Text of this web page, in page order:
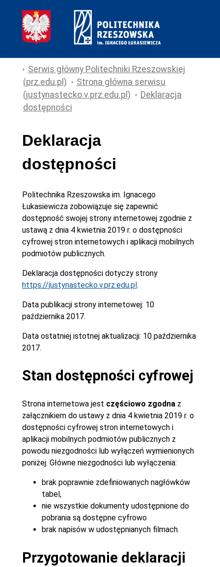
Serwis główny Politechniki Rzeszowskiej
(prz.edu.pl)
Strona główna serwisu
(justynastecko.v.prz.edu.pl)
Deklaracja
dostępności
Deklaracja
dostępności
Politechnika Rzeszowska im. Ignacego
Łukasiewiczazobowiązuje się zapewnić
dostępność swojej strony internetowej zgodnie z
ustawą z dnia 4 kwietnia 2019 r. o dostępności
cyfrowej stron internetowych i aplikacji mobilnych
podmiotów publicznych.
Deklaracja dostępności dotyczy strony
https://justynastecko.v.prz.edu.pl.
Data publikacji strony internetowej: 10
października 2017.
Data ostatniej istotnej aktualizacji: 10 października
2017.
Stan dostępności cyfrowej
Strona internetowa jest częściowo zgodna z
załącznikiem do ustawy z dnia 4 kwietnia 2019 r. o
dostępności cyfrowej stron internetowych i
aplikacji mobilnych podmiotów publicznych z
powodu niezgodności lub wyłączeń wymienionych
poniżej. Główne niezgodności lub wyłączenia:
brak poprawnie zdefiniowanych nagłówków
tabel,
nie wszystkie dokumenty udostępnione do
pobrania są dostępne cyfrowo
brak napisów w udostępnianych filmach.
Przygotowanie deklaracji